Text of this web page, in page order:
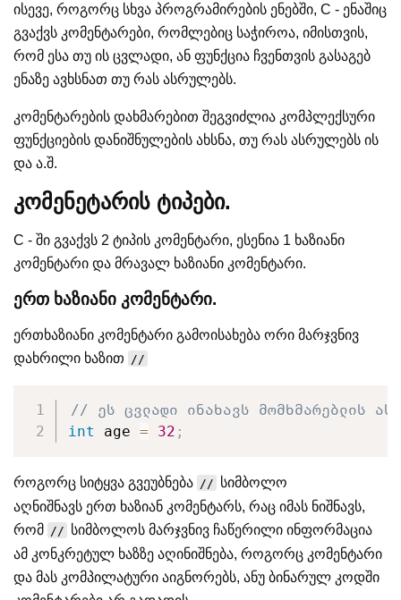
ისევე, როგორც სხვა პროგრამირების ენებში, C - ენაშიც
გვაქვს კომენტარები, რომლებიც საჭიროა, იმისთვის,
რომ ესა თუ ის ცვლადი, ან ფუნქცია ჩვენთვის გასაგებ
ენაზე ავხსნათ თუ რას ასრულებს.
კომენტარების დახმარებით შეგვიძლია კომპლექსური
ფუნქციების დანიშნულების ახსნა, თუ რას ასრულებს ის
და ა.შ.
კომენეტარის ტიპები.
C - ში გვაქვს 2 ტიპის კომენტარი, ესენია 1 ხაზიანი
კომენტარი და მრავალ ხაზიანი კომენტარი.
ერთ ხაზიანი კომენტარი.
ერთხაზიანი კომენტარი გამოისახება ორი მარჯვნივ
დახრილი ხაზით
//
// ეს ცვლადი ინახავს მომხმარებლის
int age = 32 ;
როგორც სიტყვა გვეუბნება // სიმბოლო
აღნიშნავს ერთ ხაზიან კომენტარს, რაც იმას ნიშნავს,
რომ // სიმბოლოს მარჯვნივ ჩაწერილი ინფორმაცია
ამ კონკრეტულ ხაზზე აღინიშნება, როგორც კომენტარი
და მას კომპილატური აიგნორებს, ანუ ბინარულ კოდში